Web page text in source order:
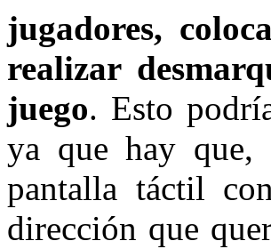
jugadores,
realizar
juego. Esto
ya que hay que,
pantalla táctil
dirección que